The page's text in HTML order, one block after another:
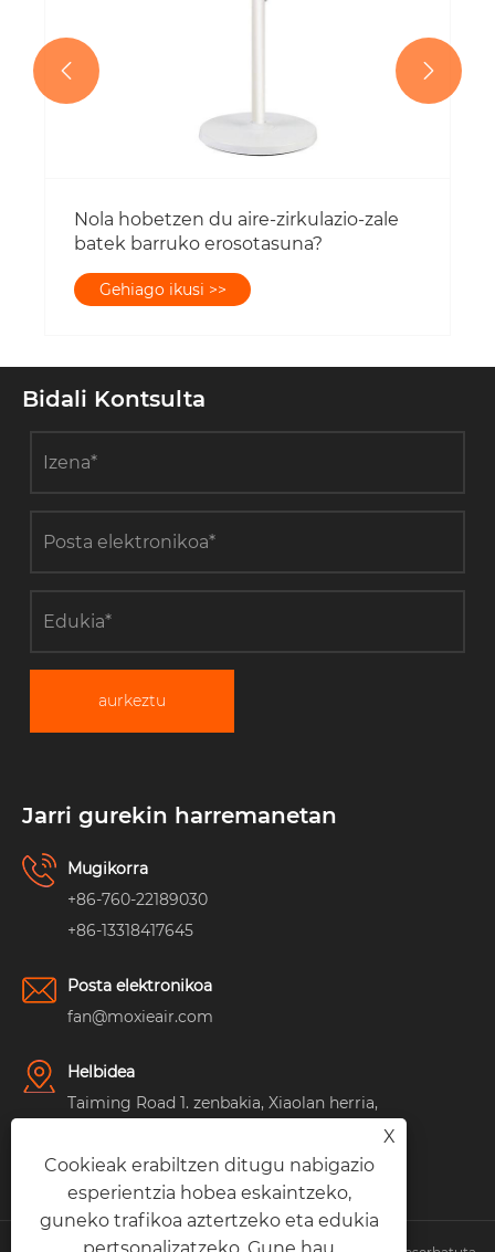
Nola hobetzen du aire-zirkulazio-zale
batek barruko erosotasuna?
Gehiago ikusi >>
 
Bidali Kontsulta
aurkeztu
Jarri gurekin harremanetan
Mugikorra
+86-760-22189030
+86-13318417645
Posta elektronikoa
fan@moxieair.com
Helbidea
Taiming Road 1. zenbakia, Xiaolan herria,
Txina
X
Cookieak erabiltzen ditugu nabigazio
esperientzia hobea eskaintzeko,
guneko trafikoa aztertzeko eta edukia